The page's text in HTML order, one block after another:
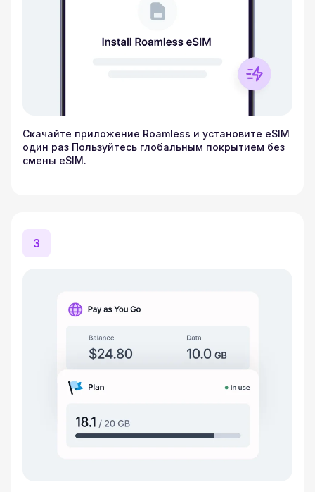
Скачайте приложение Roamless и установите eSIM
один раз Пользуйтесь глобальным покрытием без
смены eSIM.
3